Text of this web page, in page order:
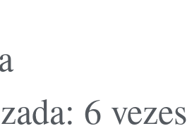
6 vezes